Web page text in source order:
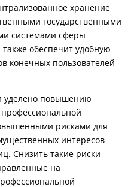
хранение
государственными
системами сферы
обеспечит удобную
конечных пользователей
уделено повышению
рисками для
интересов
Снизить такие риски
на